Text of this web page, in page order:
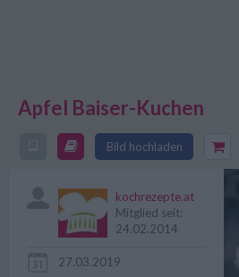
Apfel Baiser-Kuchen
Bild hochladen
kochrezepte.at
Mitglied seit:
24.02.2014
27.03.2019